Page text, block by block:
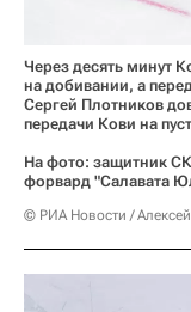
Через десять минут
на добивании, а
Сергей Плотников
передачи Кови на
На фото: защитник
форвард "Салавата
© РИА Новости /